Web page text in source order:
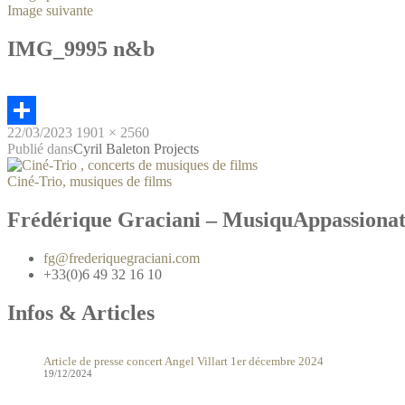
Image suivante
IMG_9995 n&b
Partager
22/03/2023 1901 × 2560
Publié dansCyril Baleton Projects
Ciné-Trio, musiques de films
Frédérique Graciani –
fg@frederiquegraciani.com
+33(0)6 49 32 16 10
Infos & Articles
Article de presse concert Angel Villart 1er décembre 2024
19/12/2024